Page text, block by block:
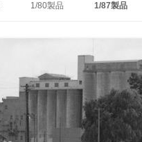
腕木式信号機の細部
各地の腕木式信号機
通票受授具（タブレットキ
通票通過授受のための通
備について
通票受柱（受器）一覧
第１種機械連動装置
第１種電気機連動装置
転てつ器転換装置
1/80製品
-1/80-単灯形信号機
-1/80-多灯形信号機
-1/80-停車場・駅
1/87製品
-1/87-転て
-1/87-標識
-1/87-架線